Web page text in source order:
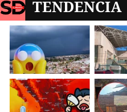
TENDENCIA